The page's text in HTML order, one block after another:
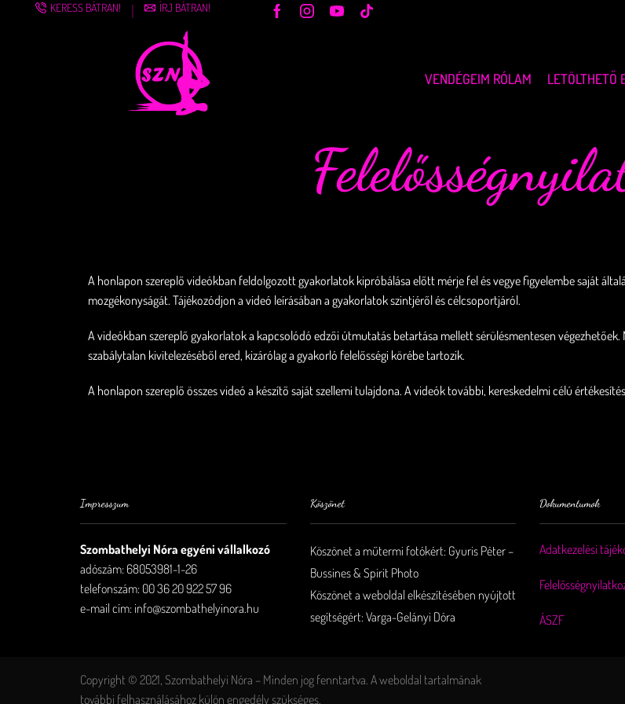
KERESS BÁTRAN! ÍRJ BÁTRAN!
VENDÉGEIM RÓLAM LETÖLTHETŐ
A honlapon szereplő videókban feldolgozott gyakorlatok kipróbálása előtt mérje fel és vegye figyelembe saját
mozgékonyságát. Tájékozódjon a videó leírásában a gyakorlatok szintjéről és célcsoportjáról.
A videókban szereplő gyakorlatok a kapcsolódó edzői útmutatás betartása mellett sérülésmentesen
szabálytalan kivitelezéséből ered, kizárólag a gyakorló felelősségi körébe tartozik.
A honlapon szereplő összes videó a készítő saját szellemi tulajdona. A videók további, kereskedelmi célú
Impresszum
Szombathelyi Nóra egyéni vállalkozó
adószám: 68053981-1-26
telefonszám: 00 36 20 922 57 96
e-mail cím: info@szombathelyinora.hu
Köszönet
Köszönet a műtermi fotókért: Gyuris Péter –
Bussines & Spirit Photo
Köszönet a weboldal elkészítésében nyújtott
segítségért: Varga-Gelányi Dóra
Dokumentumok
Adatkezelési
ÁSZF
Copyright © 2021, Szombathelyi Nóra – Minden jog fenntartva. A weboldal tartalmának
további felhasználásához külön engedély szükséges.